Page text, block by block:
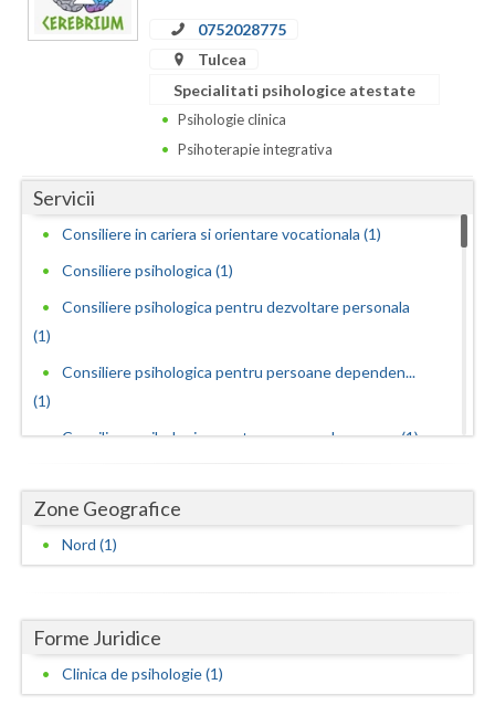
Caras-Severin
Dambovita
Galati
Giurgiu
Harghita
Ialomita
Maramures
Mehedinti
0752028775
Tulcea
Specialitati psihologice atestate
Psihologie clinica
Psihoterapie integrativa
Servicii
Consiliere in cariera si orientare vocationala (1)
Consiliere psihologica (1)
Consiliere psihologica pentru dezvoltare personala
(1)
Consiliere psihologica pentru persoane dependen...
(1)
Consiliere psihologica pentru persoanele care s... (1)
Consiliere psihologica vocationala (1)
Dezvoltare personala pentru adolescenti (1)
Dezvoltare personala pentru copii (1)
Hipnoza (1)
Interventie psihologica online (1)
Zone Geografice
Nord (1)
Forme Juridice
Clinica de psihologie (1)